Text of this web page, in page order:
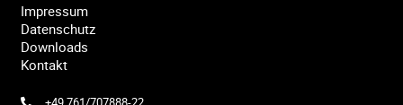
Impressum
Datenschutz
Downloads
Kontakt